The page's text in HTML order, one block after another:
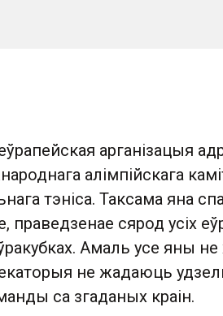
арганізацыя
алімпійскага
тэніса. Таксама яна
сярод усіх
Амаль усе яны не
не жадаюць
са згаданых краін.